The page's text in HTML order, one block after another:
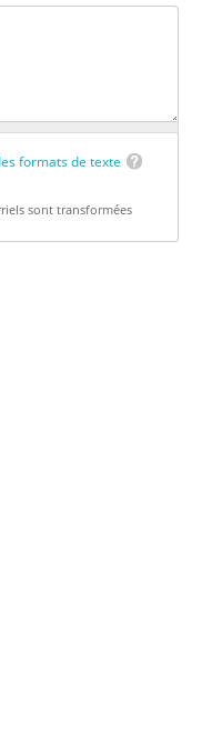
formats de texte
sont transformées